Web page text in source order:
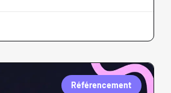
Référencement